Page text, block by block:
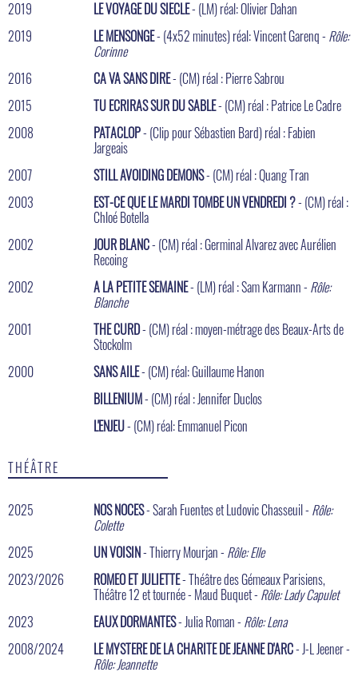
2019 LE VOYAGE DU SIECLE- (LM) réal: Olivier Dahan
2019
LE MENSONGE- (4x52 minutes) réal: Vincent Garenq - Rôle:
Corinne
2016
CA VA SANS DIRE- (CM) réal : Pierre Sabrou
2015
TU ECRIRAS SUR DU SABLE- (CM) réal : Patrice Le Cadre
2008
PATACLOP- (Clip pour Sébastien Bard) réal : Fabien
Jargeais
2007
STILL AVOIDING DEMONS- (CM) réal : Quang Tran
2003
EST-CE QUE LE MARDI TOMBE UN VENDREDI ?- (CM) réal :
Chloé Botella
2002
JOUR BLANC- (CM) réal : Germinal Alvarez avec Aurélien
Recoing
2002
A LA PETITE SEMAINE- (LM) réal : Sam Karmann - Rôle:
Blanche
2001
THE CURD- (CM) réal : moyen-métrage des Beaux-Arts de
Stockolm
2000
SANS AILE- (CM) réal: Guillaume Hanon
BILLENIUM- (CM) réal : Jennifer Duclos
L'ENJEU- (CM) réal: Emmanuel Picon
THÉÂTRE
2025 NOS NOCES- Sarah Fuentes et Ludovic Chasseuil - Rôle:
Colette
2025
UN VOISIN- Thierry Mourjan - Rôle: Elle
2023/2026
ROMEO ET JULIETTE- Théâtre des Gémeaux Parisiens,
Théâtre 12 et tournée - Maud Buquet - Rôle: Lady Capulet
2023
EAUX DORMANTES- Julia Roman - Rôle: Lena
2008/2024
LE MYSTERE DE LA CHARITE DE JEANNE D'ARC- J-L Jeener -
Rôle: Jeannette